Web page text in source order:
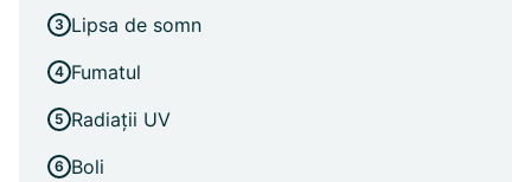
Lipsa de somn
Fumatul
Radiații UV
Boli